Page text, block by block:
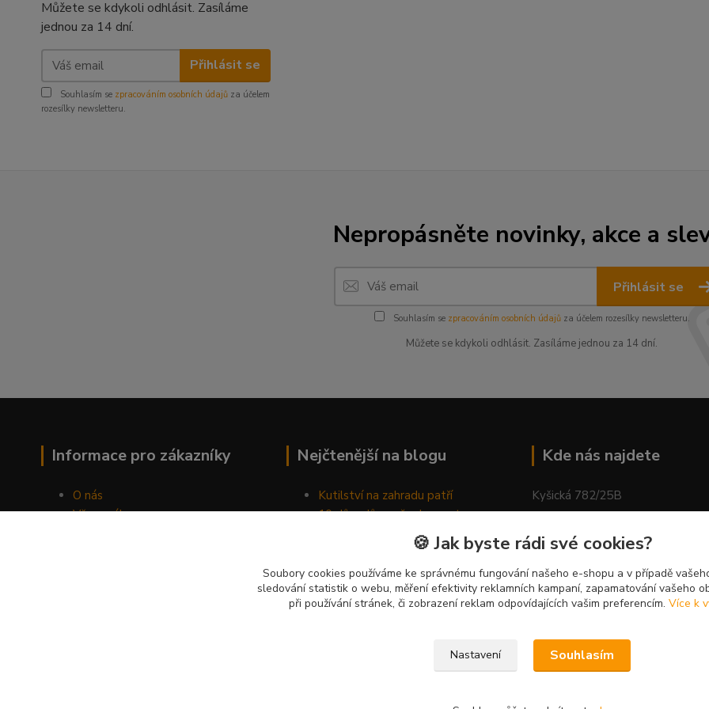
Můžete se kdykoli odhlásit. Zasíláme
jednou za 14 dní.
Přihlásit se
Souhlasím se zpracováním osobních údajů za účelem
rozesílky newsletteru.
Nepropásněte novinky, akce a
Přihlásit se
Souhlasím se zpracováním osobních údajůza účelem rozesílky newsletteru.
Můžete se kdykoli odhlásit. Zasíláme jednou za 14 dní.
Informace pro zákazníky
O nás
Vše o nákupu
Nejčtenější na blogu
Kutilství na zahradu patří
10 důvodů, proč relaxovat
chozením do přírody
Jak správně pěstovat tulipány
Náhodně generovaný článek
Kde nás najdete
Kyšická 782/25B
🍪 Jak byste rádi své cookies?
Soubory cookies používáme ke správnému fungování našeho e-shopu a v případě
sledování statistik o webu, měření efektivity reklamních kampaní, zapamatování vašeho
při používání stránek, či zobrazení reklam odpovídajících vašim preferencím. Více k
Nastavení Souhlasím